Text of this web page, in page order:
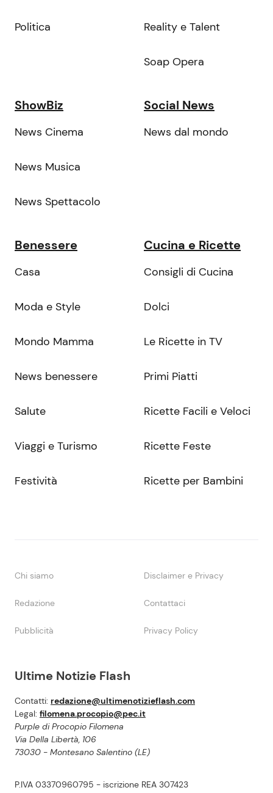
Ultime Notizie Flash
Contatti: redazione@ultimenotizieflash.com
Legal: filomena.procopio@pec.it
Purple di Procopio Filomena
Via Della Libertà, 106
73030 - Montesano Salentino (LE)
P.IVA 03370960795 - iscrizione REA 307423
Politica Reality e Talent
Soap Opera
ShowBiz
News Cinema
News Musica
News Spettacolo
Social News
News dal mondo
Benessere
Casa
Moda e Style
Mondo Mamma
News benessere
Salute
Viaggi e Turismo
Festività
Cucina e Ricette
Consigli di Cucina
Dolci
Le Ricette in TV
Primi Piatti
Ricette Facili e Veloci
Ricette Feste
Ricette per Bambini
Chi siamo Disclaimer e Privacy
Redazione Contattaci
Pubblicità Privacy Policy